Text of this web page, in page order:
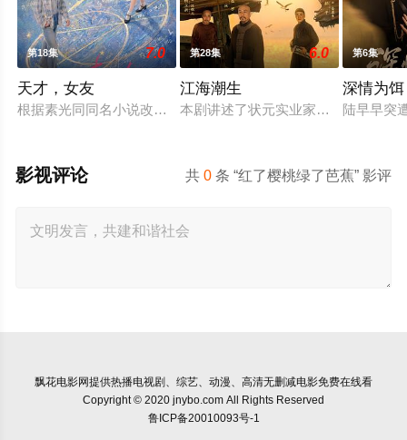
第18集 7.0
天才，女友
根据素光同同名小说改编。江逾白长大以后，林知夏忽然对他
第28集 6.0
江海潮生
本剧讲述了状元实业家张謇创办大生
第6集
深情为饵
陆早早突
共0 条 “红了樱桃绿了芭蕉” 影评
影视评论
飘花电影网提供热播电视剧、综艺、动漫、高清无删减电影免费在线看
Copyright © 2020 jnybo.com All Rights Reserved
鲁ICP备20010093号-1